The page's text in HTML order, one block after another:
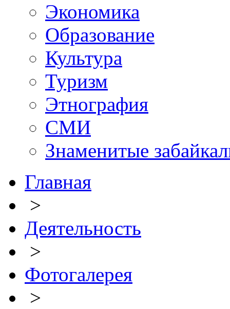
Экономика
Образование
Культура
Туризм
Этнография
СМИ
Знаменитые
Главная
>
Деятельность
>
Фотогалерея
>